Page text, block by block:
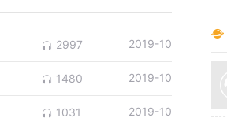
2997 2019-10
1480 2019-10
1031 2019-10